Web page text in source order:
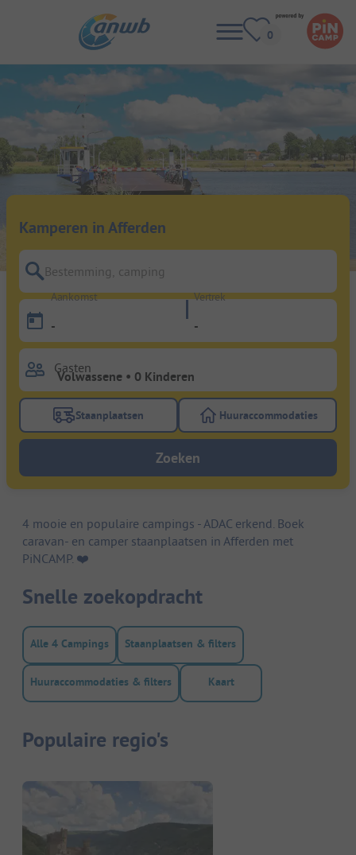
Kamperen in Afferden
Bestemming, camping
Aankomst
-
Vertrek
-
Gasten
Gebruik de filterknop staanplaatsen om te zoeken
Staanplaatsen Gebruik de
Huuraccommodaties
Zoeken
4 mooie en populaire campings - ADAC erkend. Boek
caravan- en camper staanplaatsen in Afferden met
PiNCAMP. ❤️️
Snelle zoekopdracht
Alle 4 Campings Staanplaatsen & filters
Huuraccommodaties & filters Kaart
Populaire regio's